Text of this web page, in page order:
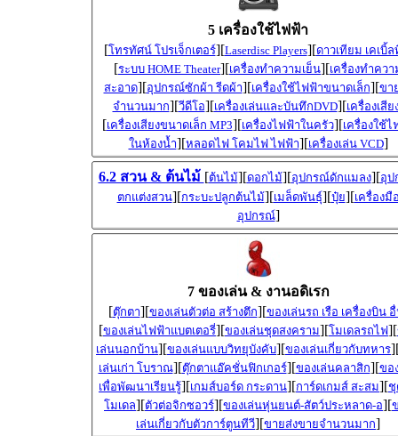
5 เครื่องใช้ไฟฟ้า
[โทรทัศน์ โปรเจ็กเตอร์][Laserdisc Players][ดาวเทียม เคเบิ้ล
[ระบบ HOME Theater][เครื่องทำความเย็น][เครื่องทำควา
สะอาด][อุปกรณ์ซักผ้า รีดผ้า][เครื่องใช้ไฟฟ้าขนาดเล็ก][ขา
จำนวนมาก][วีดีโอ][เครื่องเล่นและบันทึกDVD][เครื่องเสีย
[เครื่องเสียงขนาดเล็ก MP3][เครื่องไฟฟ้าในครัว][เครื่องใช้ไ
ในห้องน้ำ][หลอดไฟ โคมไฟ ไฟฟ้า][เครื่องเล่น VCD]
6.2 สวน & ต้นไม้ [ต้นไม้][ดอกไม้][อุปกรณ์ดักแมลง][อุ
ตกแต่งสวน][กระบะปลูกต้นไม้][เมล็ดพันธุ์][ปุ๋ย][เครื่องมื
อุปกรณ์]
7 ของเล่น & งานอดิเรก
[ตุ๊กตา][ของเล่นตัวต่อ สร้างตึก][ของเล่นรถ เรือ เครื่องบิน
[ของเล่นไฟฟ้าแบตเตอรี่][ของเล่นชุดสงคราม][โมเดลรถไฟ][
เล่นนอกบ้าน][ของเล่นแบบวิทยุบังคับ][ของเล่นเกี่ยวกับทหาร
เล่นเก่า โบราณ][ตุ๊กตาแอ๊คชั่นฟิกเกอร์][ของเล่นคลาสิก][ขอ
เพื่อพัฒนาเรียนรู้][เกมส์บอร์ด กระดาน][การ์ดเกมส์ สะสม][ชุ
โมเดล][ตัวต่อจิกซอวร์][ของเล่นหุ่นยนต์-สัตว์ประหลาด-อ][
เล่นเกี่ยวกับตัวการ์ตูนทีวี][ขายส่งขายจำนวนมาก]